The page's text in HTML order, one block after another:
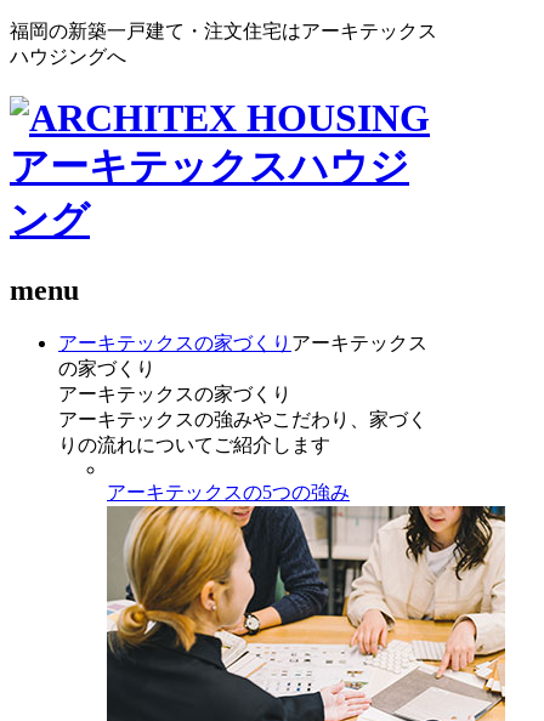
福岡の新築一戸建て・注文住宅はアーキテックス
ハウジングへ
menu
アーキテックスの家づくり アーキテックス
の家づくり
アーキテックスの家づくり
アーキテックスの強みやこだわり、家づく
りの流れについてご紹介します
アーキテックスの5つの強み